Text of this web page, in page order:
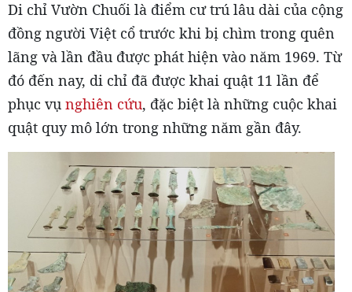
Di chỉ Vườn Chuối là điểm cư trú lâu dài của cộng
đồng người Việt cổ trước khi bị chìm trong quên
lãng và lần đầu được phát hiện vào năm 1969. Từ
đó đến nay, di chỉ đã được khai quật 11 lần để
phục vụ nghiên cứu, đặc biệt là những cuộc khai
quật quy mô lớn trong những năm gần đây.